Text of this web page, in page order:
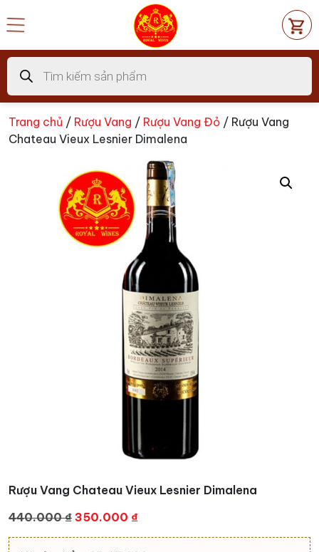
đến
dung
Tìm
kiếm
sản
phẩm
Trang chủ / Rượu Vang / Rượu Vang Đỏ / Rượu Vang
Chateau Vieux Lesnier Dimalena
Rượu Vang Chateau Vieux Lesnier Dimalena
440.000₫ Giá
gốc
350.000 ₫Giá
hiện